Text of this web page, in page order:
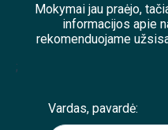
Mokymai jau praėjo,
informacijos apie
rekomenduojame
;
Vardas, pavardė: